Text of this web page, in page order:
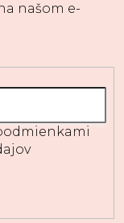
našom e-